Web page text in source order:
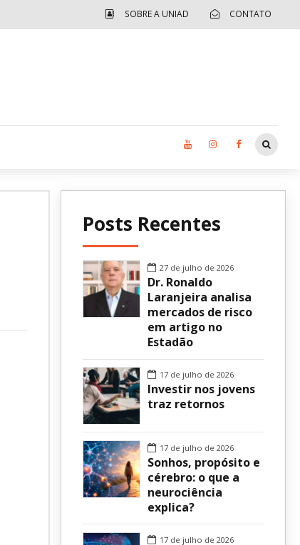
SOBRE A UNIAD CONTATO
Independência Jovem – FOLIA
Revista UNIAD
Posts Recentes
27 de julho de 2026
Dr. Ronaldo
Laranjeira analisa
mercados de risco
em artigo no
Estadão
17 de julho de 2026
Investir nos jovens
traz retornos
17 de julho de 2026
Sonhos, propósito e
cérebro: o que a
neurociência
explica?
17 de julho de 2026